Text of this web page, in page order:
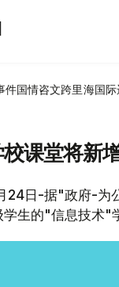
件国情咨文跨里海国
课堂将新
24日-据"政府-为
学生的"信息技术"